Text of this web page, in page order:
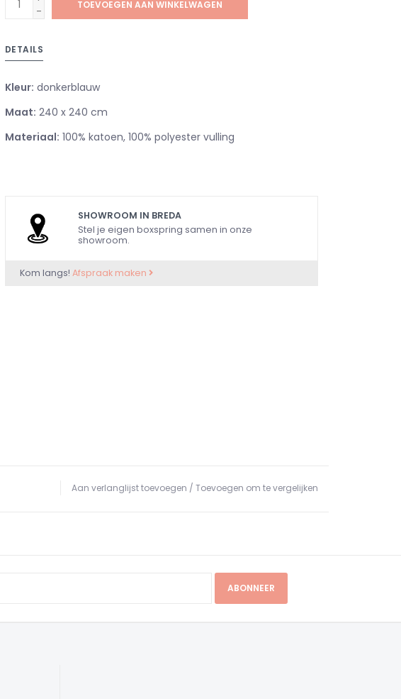
-
TOEVOEGEN AAN WINKELWAGEN
DETAILS
Kleur: donkerblauw
Maat: 240 x 240 cm
Materiaal: 100% katoen, 100% polyester vulling
SHOWROOM IN BREDA
Stel je eigen boxspring samen in onze
showroom.
Kom langs! Afspraak maken
Aan verlanglijst toevoegen / Toevoegen om te vergelijken
ABONNEER